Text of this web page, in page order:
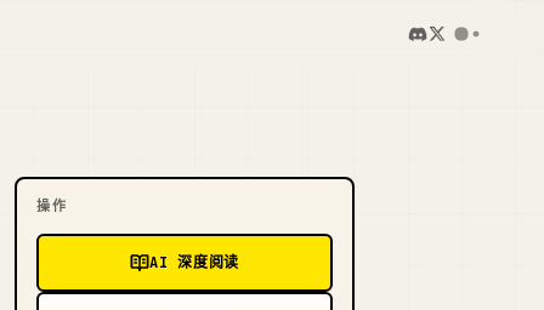
操作
AI 深度阅读